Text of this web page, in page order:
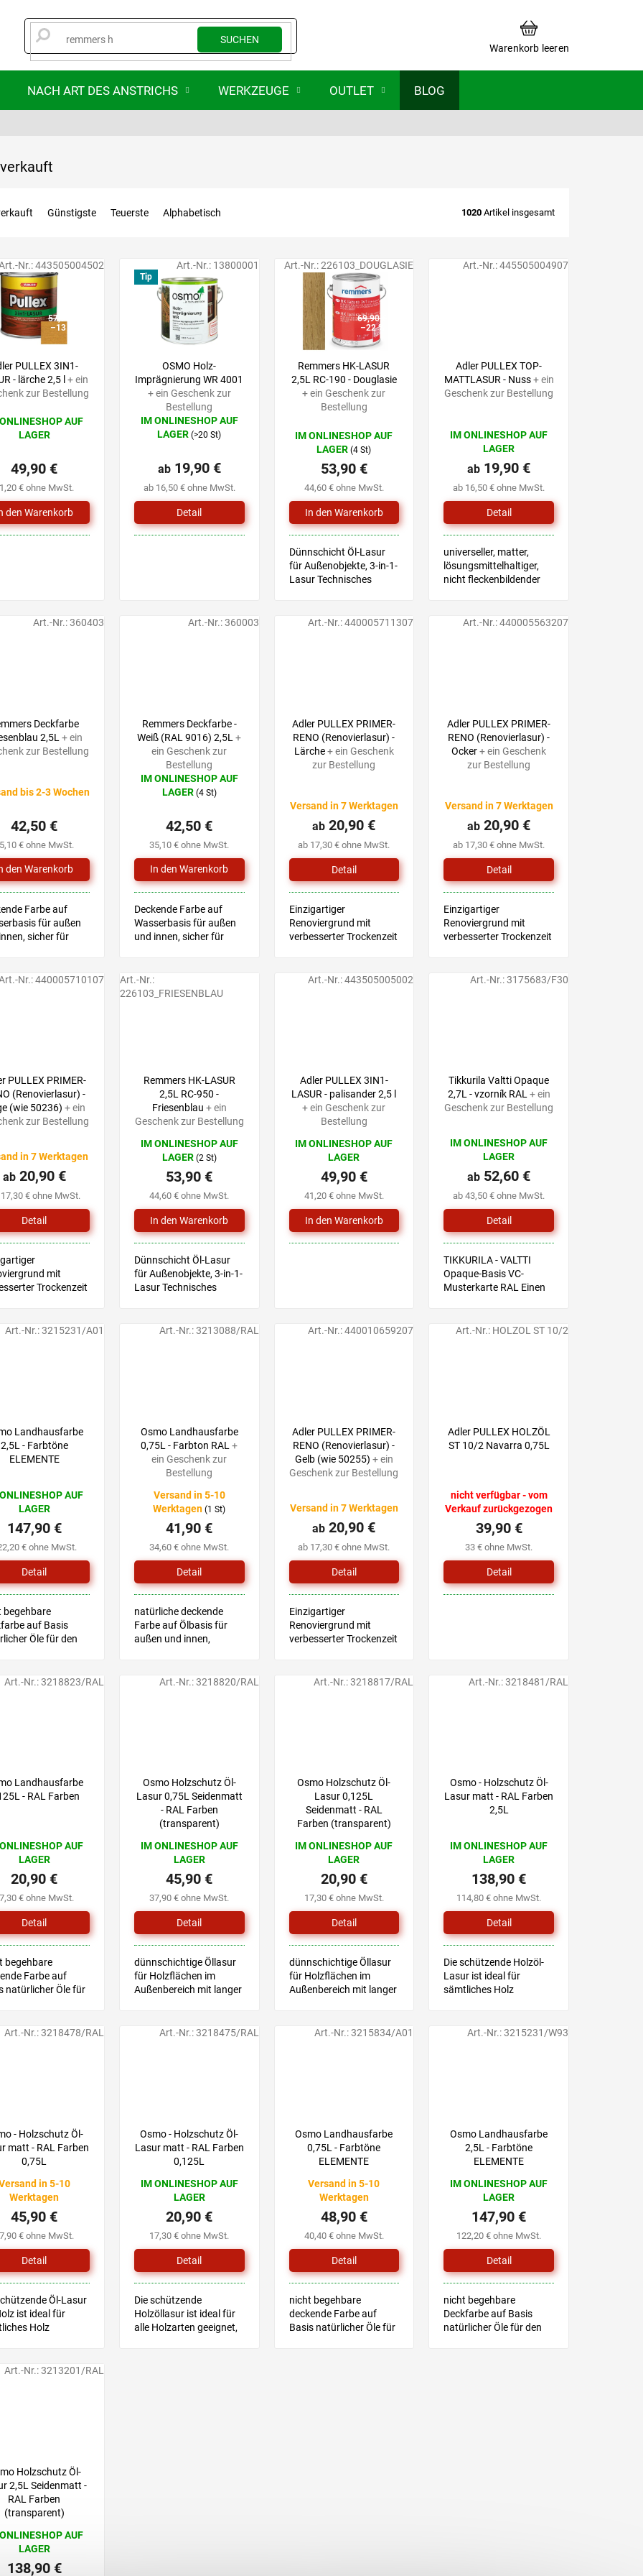
SUCHEN
WARENKORB
Warenkorb leeren
NACH ART DES ANSTRICHS WERKZEUGE OUTLET BLOG
Günstigste Teuerste Alphabetisch 1020 Artikel insgesamt
57,90 €
–13 %
PULLEX 3IN1-
- lärche 2,5 l+ ein
zur Bestellung
AUF
LAGER
€ ohne MwSt.
49,90 €
Nr.:443505004502
Tip
OSMO Holz-
Imprägnierung WR 4001
+ ein Geschenk zur
Bestellung
Die
durchschnittliche
Sternen.
IM ONLINESHOP AUF
LAGER(>20 St)
ab 16,50 € ohne MwSt.
ab19,90 €
Detail
Art.-Nr.: 13800001
69,90 €
–22 %
Remmers HK-LASUR
2,5L RC-190 - Douglasie
+ ein Geschenk zur
Bestellung
IM ONLINESHOP AUF
LAGER(4 St)
44,60 € ohne MwSt.
53,90 €
Dünnschicht Öl-Lasur
für Außenobjekte, 3-in-1-
Lasur Technisches
Art.-Nr.:226103_DOUGLASIE
Adler PULLEX TOP-
MATTLASUR - Nuss+ ein
Geschenk zur Bestellung
IM ONLINESHOP AUF
LAGER
ab 16,50 € ohne MwSt.
ab 19,90 €
Detail
universeller, matter,
lösungsmittelhaltiger,
nicht fleckenbildender
Art.-Nr.:445505004907
Deckfarbe
2,5L + ein
zur Bestellung
bis 2-3 Wochen
€ ohne MwSt.
42,50 €
Farbe auf
für außen
sicher für
Art.-Nr.:360403
Remmers Deckfarbe -
Weiß (RAL 9016) 2,5L+
ein Geschenk zur
Bestellung
Die
durchschnittliche
Sternen.
IM ONLINESHOP AUF
LAGER (4 St)
35,10 € ohne MwSt.
42,50 €
Deckende Farbe auf
Wasserbasis für außen
und innen, sicher für
Art.-Nr.:360003
Adler PULLEX PRIMER-
RENO (Renovierlasur) -
Lärche+ ein Geschenk
zur Bestellung
Versand in 7 Werktagen
ab 17,30 € ohne MwSt.
ab 20,90 €
Detail
Einzigartiger
Renoviergrund mit
verbesserter Trockenzeit
Art.-Nr.:440005711307
Adler PULLEX PRIMER-
RENO (Renovierlasur) -
Ocker+ ein Geschenk
zur Bestellung
Versand in 7 Werktagen
ab 17,30 € ohne MwSt.
ab 20,90 €
Detail
Einzigartiger
Renoviergrund mit
verbesserter Trockenzeit
Art.-Nr.:440005563207
PULLEX PRIMER-
(Renovierlasur) -
(wie 50236)+ ein
zur Bestellung
in 7 Werktagen
€ ohne MwSt.
ab20,90 €
Detail
mit
Trockenzeit
Nr.:440005710107
Remmers HK-LASUR
2,5L RC-950 -
Friesenblau + ein
Geschenk zur Bestellung
IM ONLINESHOP AUF
LAGER (2 St)
44,60 € ohne MwSt.
53,90 €
Dünnschicht Öl-Lasur
für Außenobjekte, 3-in-1-
Lasur Technisches
Art.-Nr.:
226103_FRIESENBLAU
Adler PULLEX 3IN1-
LASUR - palisander 2,5 l
+ ein Geschenk zur
Bestellung
IM ONLINESHOP AUF
LAGER
41,20 € ohne MwSt.
49,90 €
Art.-Nr.:443505005002
Tikkurila Valtti Opaque
2,7L - vzorník RAL+ ein
Geschenk zur Bestellung
IM ONLINESHOP AUF
LAGER
ab 43,50 € ohne MwSt.
ab 52,60 €
Detail
TIKKURILA - VALTTI
Opaque-Basis VC-
Musterkarte RAL Einen
anschließend wählen Sie
Art.-Nr.:3175683/F30
Landhausfarbe
2,5L - Farbtöne
ELEMENTE
AUF
LAGER
€ ohne MwSt.
147,90 €
Detail
begehbare
auf Basis
Öle für den
Art.-Nr.:3215231/A01
Osmo Landhausfarbe
0,75L - Farbton RAL+
ein Geschenk zur
Bestellung
Versand in 5-10
Werktagen(1 St)
34,60 € ohne MwSt.
41,90 €
Detail
natürliche deckende
Farbe auf Ölbasis für
außen und innen,
Art.-Nr.:3213088/RAL
Adler PULLEX PRIMER-
RENO (Renovierlasur) -
Gelb (wie 50255) + ein
Geschenk zur Bestellung
Versand in 7 Werktagen
ab 17,30 € ohne MwSt.
ab 20,90 €
Detail
Einzigartiger
Renoviergrund mit
verbesserter Trockenzeit
Art.-Nr.:440010659207
Adler PULLEX HOLZÖL
ST 10/2 Navarra 0,75L
nicht verfügbar - vom
Verkauf zurückgezogen
33 € ohne MwSt.
39,90 €
Detail
Art.-Nr.: HOLZOL ST 10/2
Landhausfarbe
- RAL Farben
AUF
LAGER
€ ohne MwSt.
20,90 €
Detail
begehbare
Farbe auf
natürlicher Öle für
Art.-Nr.:3218823/RAL
Osmo Holzschutz Öl-
Lasur 0,75L Seidenmatt
- RAL Farben
(transparent)
IM ONLINESHOP AUF
LAGER
37,90 € ohne MwSt.
45,90 €
Detail
dünnschichtige Öllasur
für Holzflächen im
Außenbereich mit langer
DECKENDE FARBE
Art.-Nr.:3218820/RAL
Osmo Holzschutz Öl-
Lasur 0,125L
Seidenmatt - RAL
Farben (transparent)
IM ONLINESHOP AUF
LAGER
17,30 € ohne MwSt.
20,90 €
Detail
dünnschichtige Öllasur
für Holzflächen im
Außenbereich mit langer
DECKENDE FARBE
Art.-Nr.:3218817/RAL
Osmo - Holzschutz Öl-
Lasur matt - RAL Farben
2,5L
IM ONLINESHOP AUF
LAGER
114,80 € ohne MwSt.
138,90 €
Detail
Die schützende Holzöl-
Lasur ist ideal für
sämtliches Holz
Art.-Nr.:3218481/RAL
- Holzschutz Öl-
matt - RAL Farben
0,75L
in 5-10
Werktagen
€ ohne MwSt.
45,90 €
Detail
Öl-Lasur
ist ideal für
Holz
Art.-Nr.:3218478/RAL
Osmo - Holzschutz Öl-
Lasur matt - RAL Farben
0,125L
IM ONLINESHOP AUF
LAGER
17,30 € ohne MwSt.
20,90 €
Detail
Die schützende
Holzöllasur ist ideal für
alle Holzarten geeignet,
Art.-Nr.:3218475/RAL
Osmo Landhausfarbe
0,75L - Farbtöne
ELEMENTE
Versand in 5-10
Werktagen
40,40 € ohne MwSt.
48,90 €
Detail
nicht begehbare
deckende Farbe auf
Basis natürlicher Öle für
Art.-Nr.:3215834/A01
Osmo Landhausfarbe
2,5L - Farbtöne
ELEMENTE
IM ONLINESHOP AUF
LAGER
122,20 € ohne MwSt.
147,90 €
Detail
nicht begehbare
Deckfarbe auf Basis
natürlicher Öle für den
Art.-Nr.:3215231/W93
Holzschutz Öl-
2,5L Seidenmatt -
RAL Farben
(transparent)
AUF
LAGER
138,90 €
Art.-Nr.:3213201/RAL